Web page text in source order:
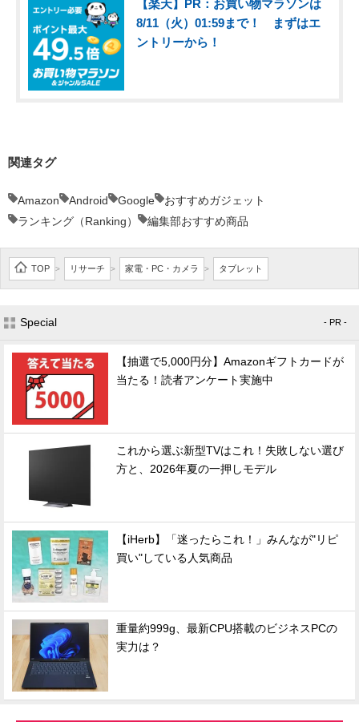
【楽天】PR：お買い物マラソンは
8/11（火）01:59まで！ まずはエ
ントリーから！
関連タグ
Amazon Android Google
おすすめガジェット
ランキング（Ranking）
編集部おすすめ商品
TOP > リサーチ > 家電・PC・カメラ > タブレット
Special - PR -
【抽選で5,000円分】Amazonギフトカードが
当たる！読者アンケート実施中
これから選ぶ新型TVはこれ！失敗しない選び
方と、2026年夏の一押しモデル
【iHerb】「迷ったらこれ！」みんなが"リピ
買い"している人気商品
重量約999g、最新CPU搭載のビジネスPCの
実力は？